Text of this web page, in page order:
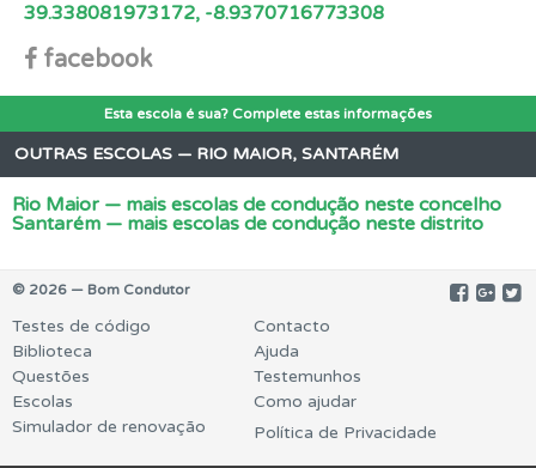
39.338081973172, -8.9370716773308
facebook
Esta escola é sua? Complete estas informações
OUTRAS ESCOLAS — RIO MAIOR, SANTARÉM
Rio Maior — mais escolas de condução neste concelho
Santarém — mais escolas de condução neste distrito
© 2026 — Bom Condutor
Testes de código
Biblioteca
Questões
Escolas
Simulador de renovação
Contacto
Ajuda
Testemunhos
Como ajudar
Política de Privacidade